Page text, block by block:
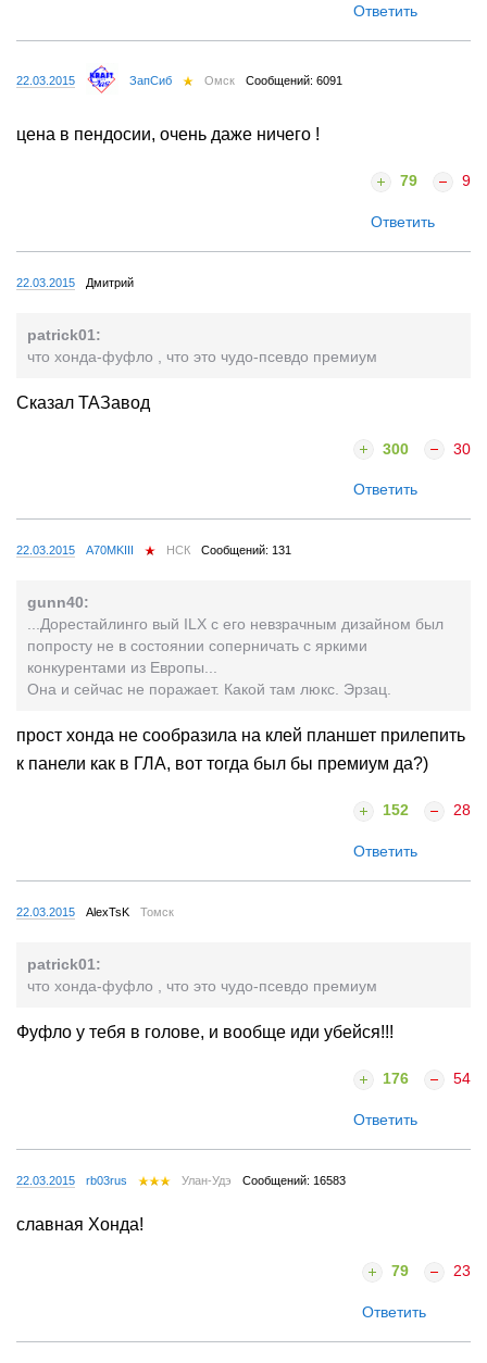
Ответить
22.03.2015 ЗапСиб Омск Сообщений: 6091
цена в пендосии, очень даже ничего !
79 9
Ответить
22.03.2015 Дмитрий
patrick01:
что хонда-фуфло , что это чудо-псевдо премиум
Сказал ТАЗавод
300 30
Ответить
22.03.2015 A70MKIII НСК Сообщений: 131
gunn40:
...Дорестайлинго вый ILX с его невзрачным дизайном был
попросту не в состоянии соперничать с яркими
конкурентами из Европы...
Она и сейчас не поражает. Какой там люкс. Эрзац.
прост хонда не сообразила на клей планшет прилепить
к панели как в ГЛА, вот тогда был бы премиум да?)
152 28
Ответить
22.03.2015 AlexTsK Томск
patrick01:
что хонда-фуфло , что это чудо-псевдо премиум
Фуфло у тебя в голове, и вообще иди убейся!!!
176 54
Ответить
22.03.2015 rb03rus Улан-Удэ Сообщений: 16583
славная Хонда!
79 23
Ответить